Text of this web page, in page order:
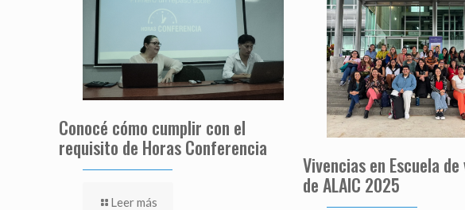
Conocé cómo cumplir con el
requisito de Horas Conferencia
Leer más
Vivencias en Escuela
de ALAIC 2025